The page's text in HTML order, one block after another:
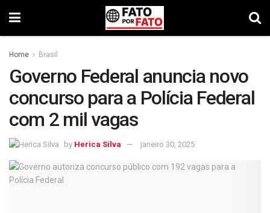
Home Brasil
Governo Federal anuncia novo
concurso para a Polícia Federal
com 2 mil vagas
by Herica Silva janeiro 30, 2025